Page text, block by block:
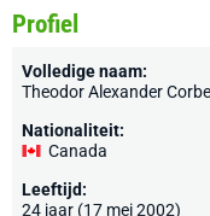
Profiel
Volledige naam:
Theodor Alexander
Nationaliteit:
Canada
Leeftijd:
24 jaar (17 mei 2002)